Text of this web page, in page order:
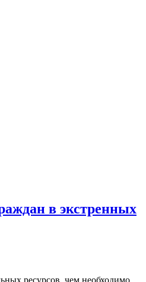
в экстренных